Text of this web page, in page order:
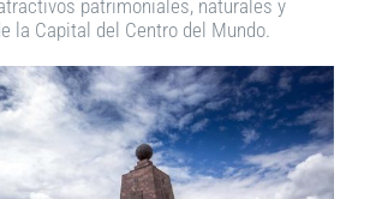
patrimoniales, naturales y
la Capital del Centro del Mundo.